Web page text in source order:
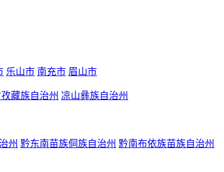
乐山市 南充市 眉山市
藏族自治州 凉山彝族自治州
州 黔东南苗族侗族自治州 黔南布依族苗族自治州